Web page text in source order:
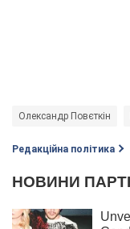
Олександр Повєткін
Редакційна політика